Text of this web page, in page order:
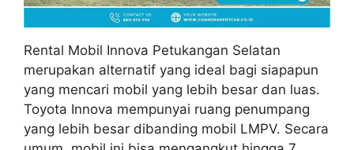
Rental Mobil Innova Petukangan Selatan
merupakan alternatif yang ideal bagi siapapun
yang mencari mobil yang lebih besar dan luas.
Toyota Innova mempunyai ruang penumpang
yang lebih besar dibanding mobil LMPV. Secara